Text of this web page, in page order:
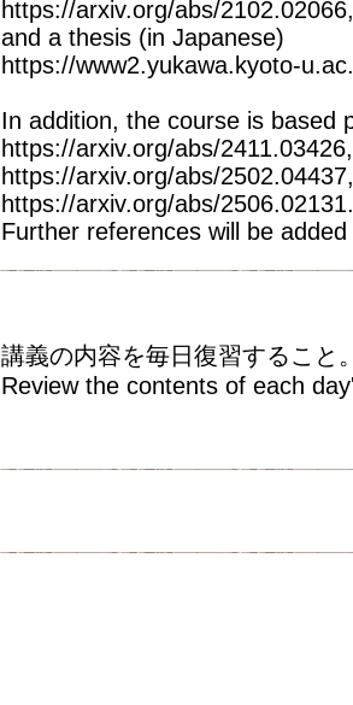
https://arxiv.org/abs/2102.02066,
and a thesis (in Japanese)
https://www2.yukawa.kyoto-
In addition, the course is based
https://arxiv.org/abs/2411.03426,
https://arxiv.org/abs/2502.04437,
https://arxiv.org/abs/2506.02131.
Further references will be
講義の内容を毎日復習すること
Review the contents of each